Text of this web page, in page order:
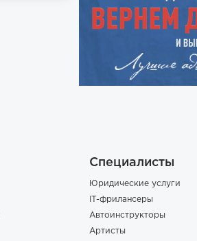
Специалисты
Юридические услуги
IT-фрилансеры
Автоинструкторы
Артисты